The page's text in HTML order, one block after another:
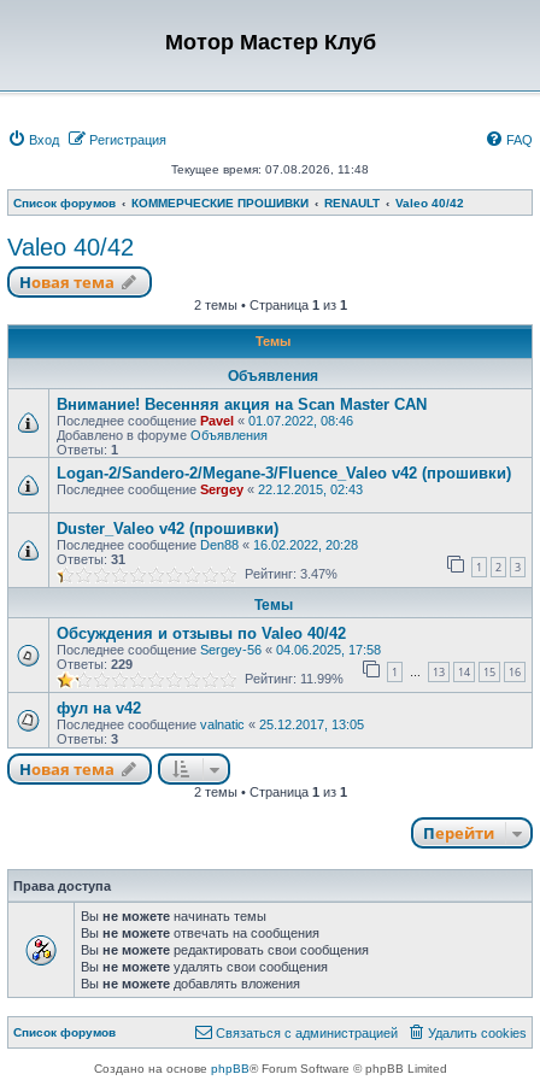
Мотор Мастер Клуб
Вход Регистрация FAQ
Текущее время: 07.08.2026, 11:48
Список форумов КОММЕРЧЕСКИЕ ПРОШИВКИ RENAULT Valeo 40/42
Valeo 40/42
Новая тема
2 темы • Страница 1 из 1
Темы
Объявления
Внимание! Весенняя акция на Scan Master CAN
Последнее сообщение Pavel « 01.07.2022, 08:46
Добавлено в форуме Объявления
Ответы: 1
Logan-2/Sandero-2/Megane-3/Fluence_Valeo v42 (прошивки)
Последнее сообщение Sergey « 22.12.2015, 02:43
Duster_Valeo v42 (прошивки)
Последнее сообщение Den88 « 16.02.2022, 20:28
Ответы: 31 1 2 3
Рейтинг: 3.47%
Темы
Обсуждения и отзывы по Valeo 40/42
Последнее сообщение Sergey-56 « 04.06.2025, 17:58
Ответы: 229 1 … 13 14 15 16
Рейтинг: 11.99%
фул на v42
Последнее сообщение valnatic « 25.12.2017, 13:05
Ответы: 3
Новая тема
2 темы • Страница 1 из 1
Перейти
Права доступа
Вы не можете начинать темы
Вы не можете отвечать на сообщения
Вы не можете редактировать свои сообщения
Вы не можете удалять свои сообщения
Вы не можете добавлять вложения
Список форумов Удалить cookies
Связаться с администрацией
Создано на основе phpBB® Forum Software © phpBB Limited